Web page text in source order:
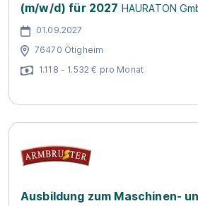
(m/w/d) für 2027 HAURATON
01.09.2027
76470 Ötigheim
1.118 - 1.532 € pro Monat
Ausbildung zum Maschinen-